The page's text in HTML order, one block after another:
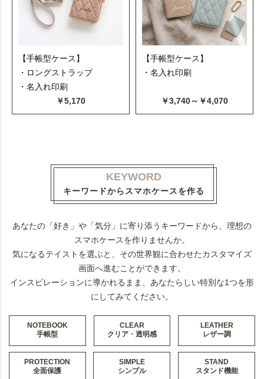
【手帳型ケース】
・ロングストラップ
・名入れ印刷
￥5,170
【手帳型ケース】
・名入れ印刷
￥3,740～￥4,070
KEYWORD
キーワードからスマホケースを作る
あなたの「好き」や「気分」に寄り添うキーワードから、理想の
スマホケースを作りませんか。
気になるテイストを選ぶと、その世界観に合わせたカスタマイズ
画面へ進むことができます。
インスピレーションに導かれるまま、あなたらしい特別な1つを形
にしてみてください。
NOTEBOOK
手帳型
CLEAR
クリア・透明感
LEATHER
レザー調
PROTECTION
全面保護
SIMPLE
シンプル
STAND
スタンド機能